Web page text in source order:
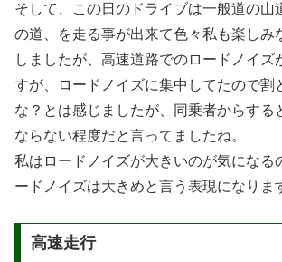
そして、この日のドライブは一般道の山
の道、を走る事が出来て色々私も楽しみ
しましたが、高速道路でのロードノイズ
すが、ロードノイズに集中してたので割
な？とは感じましたが、同乗者からする
ならない程度だと言ってましたね。
私はロードノイズが大きいのが気になる
ードノイズは大きめと言う表現になりま
高速走行